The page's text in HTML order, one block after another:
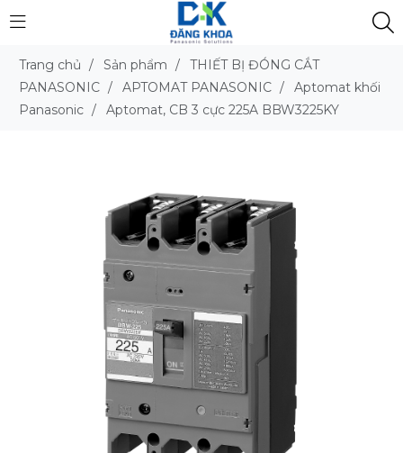
Trang chủ / Sản phẩm /
THIẾT BỊ ĐÓNG CẮT
PANASONIC / APTOMAT PANASONIC /
Aptomat khối
Panasonic / Aptomat, CB 3 cực 225A BBW3225KY